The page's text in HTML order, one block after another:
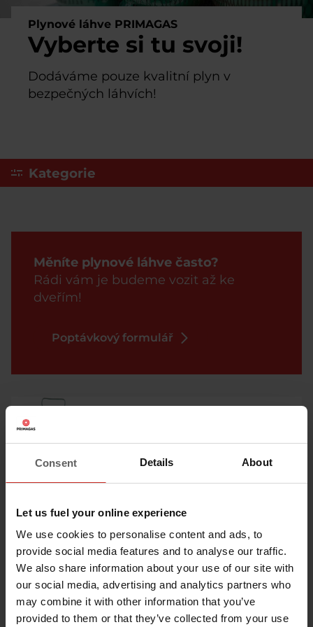
Consent Details About
Let us fuel your online experience
We use cookies to personalise content and ads, to
provide social media features and to analyse our traffic.
We also share information about your use of our site with
our social media, advertising and analytics partners who
may combine it with other information that you’ve
provided to them or that they’ve collected from your use
Plynové láhve PRIMAGAS
Vyberte si tu svoji!
Dodáváme pouze kvalitní plyn v
bezpečných láhvích!
Kategorie
Měníte plynové láhve často?
Rádi vám je budeme vozit až ke
dveřím!
Poptávkový formulář
Grill Gas
Čistý Propan (topný)
Obal se kupuje
Čistý Propan